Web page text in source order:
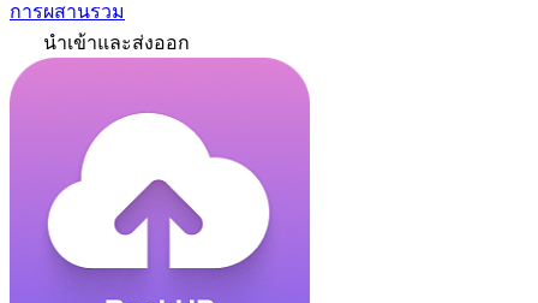
การผสานรวม
นำเข้าและส่งออก